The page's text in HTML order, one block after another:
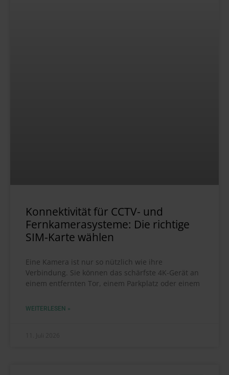
Konnektivität für CCTV- und
Fernkamerasysteme: Die richtige
SIM-Karte wählen
Eine Kamera ist nur so nützlich wie ihre
Verbindung. Sie können das schärfste 4K-Gerät an
einem entfernten Tor, einem Parkplatz oder einem
WEITERLESEN »